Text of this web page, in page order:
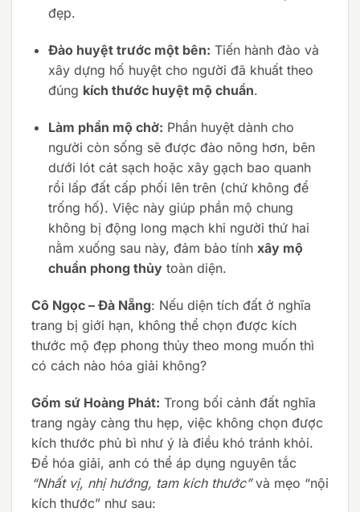
đẹp.
Đào huyệt trước một bên: Tiến hành đào và
xây dựng hố huyệt cho người đã khuất theo
đúng kích thước huyệt mộ chuẩn.
Làm phần mộ chờ: Phần huyệt dành cho
người còn sống sẽ được đào nông hơn, bên
dưới lót cát sạch hoặc xây gạch bao quanh
rồi lấp đất cấp phối lên trên (chứ không để
trống hố). Việc này giúp phần mộ chung
không bị động long mạch khi người thứ hai
nằm xuống sau này, đảm bảo tính xây mộ
chuẩn phong thủytoàn diện.
Cô Ngọc – Đà Nẵng: Nếu diện tích đất ở nghĩa
trang bị giới hạn, không thể chọn được kích
thước mộ đẹp phong thủy theo mong muốn thì
có cách nào hóa giải không?
Gốm sứ Hoàng Phát: Trong bối cảnh đất nghĩa
trang ngày càng thu hẹp, việc không chọn được
kích thước phủ bì như ý là điều khó tránh khỏi.
Để hóa giải, anh có thể áp dụng nguyên tắc
“Nhất vị, nhị hướng, tam kích thước”và mẹo “nội
kích thước” như sau: